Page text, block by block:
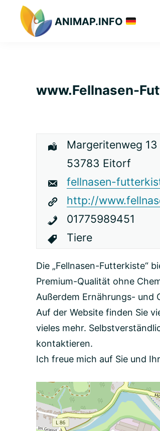
Hauptnavigation
springen
Hauptinhalt
springen
primären
Seitenleiste
ANIMAP.INFO
Das
www.Fellnasen-
Margeritenweg 13
53783 Eitorf
fellnasen-
http://
01775989451
Tiere
Die „Fellnasen-Futterkiste“
Premium-Qualität ohne
Außerdem Ernährungs- und
Auf der Website finden Sie
vieles mehr.
kontaktieren.
Ich freue mich auf Sie und